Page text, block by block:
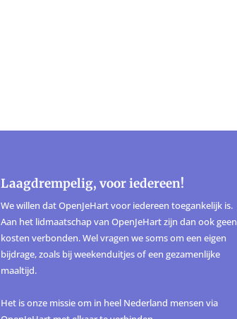
Laagdrempelig, voor iedereen!
We willen dat OpenJeHart voor iedereen toegankelijk is.
Aan het lidmaatschap van OpenJeHart zijn dan ook geen
kosten verbonden. Wel vragen we soms om een eigen
bijdrage, zoals bij weekenduitjes of een gezamenlijke
maaltijd.
Het is onze missie om in heel Nederland mensen via